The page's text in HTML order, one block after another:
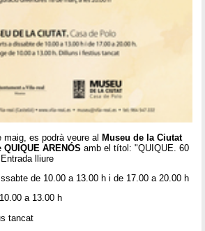
maig, es podrà veure alMuseu de la Ciutat
QUIQUE ARENÓS amb el títol: "QUIQUE. 60
lliure
de 10.00 a 13.00 h i de 17.00 a 20.00 h
a 13.00 h